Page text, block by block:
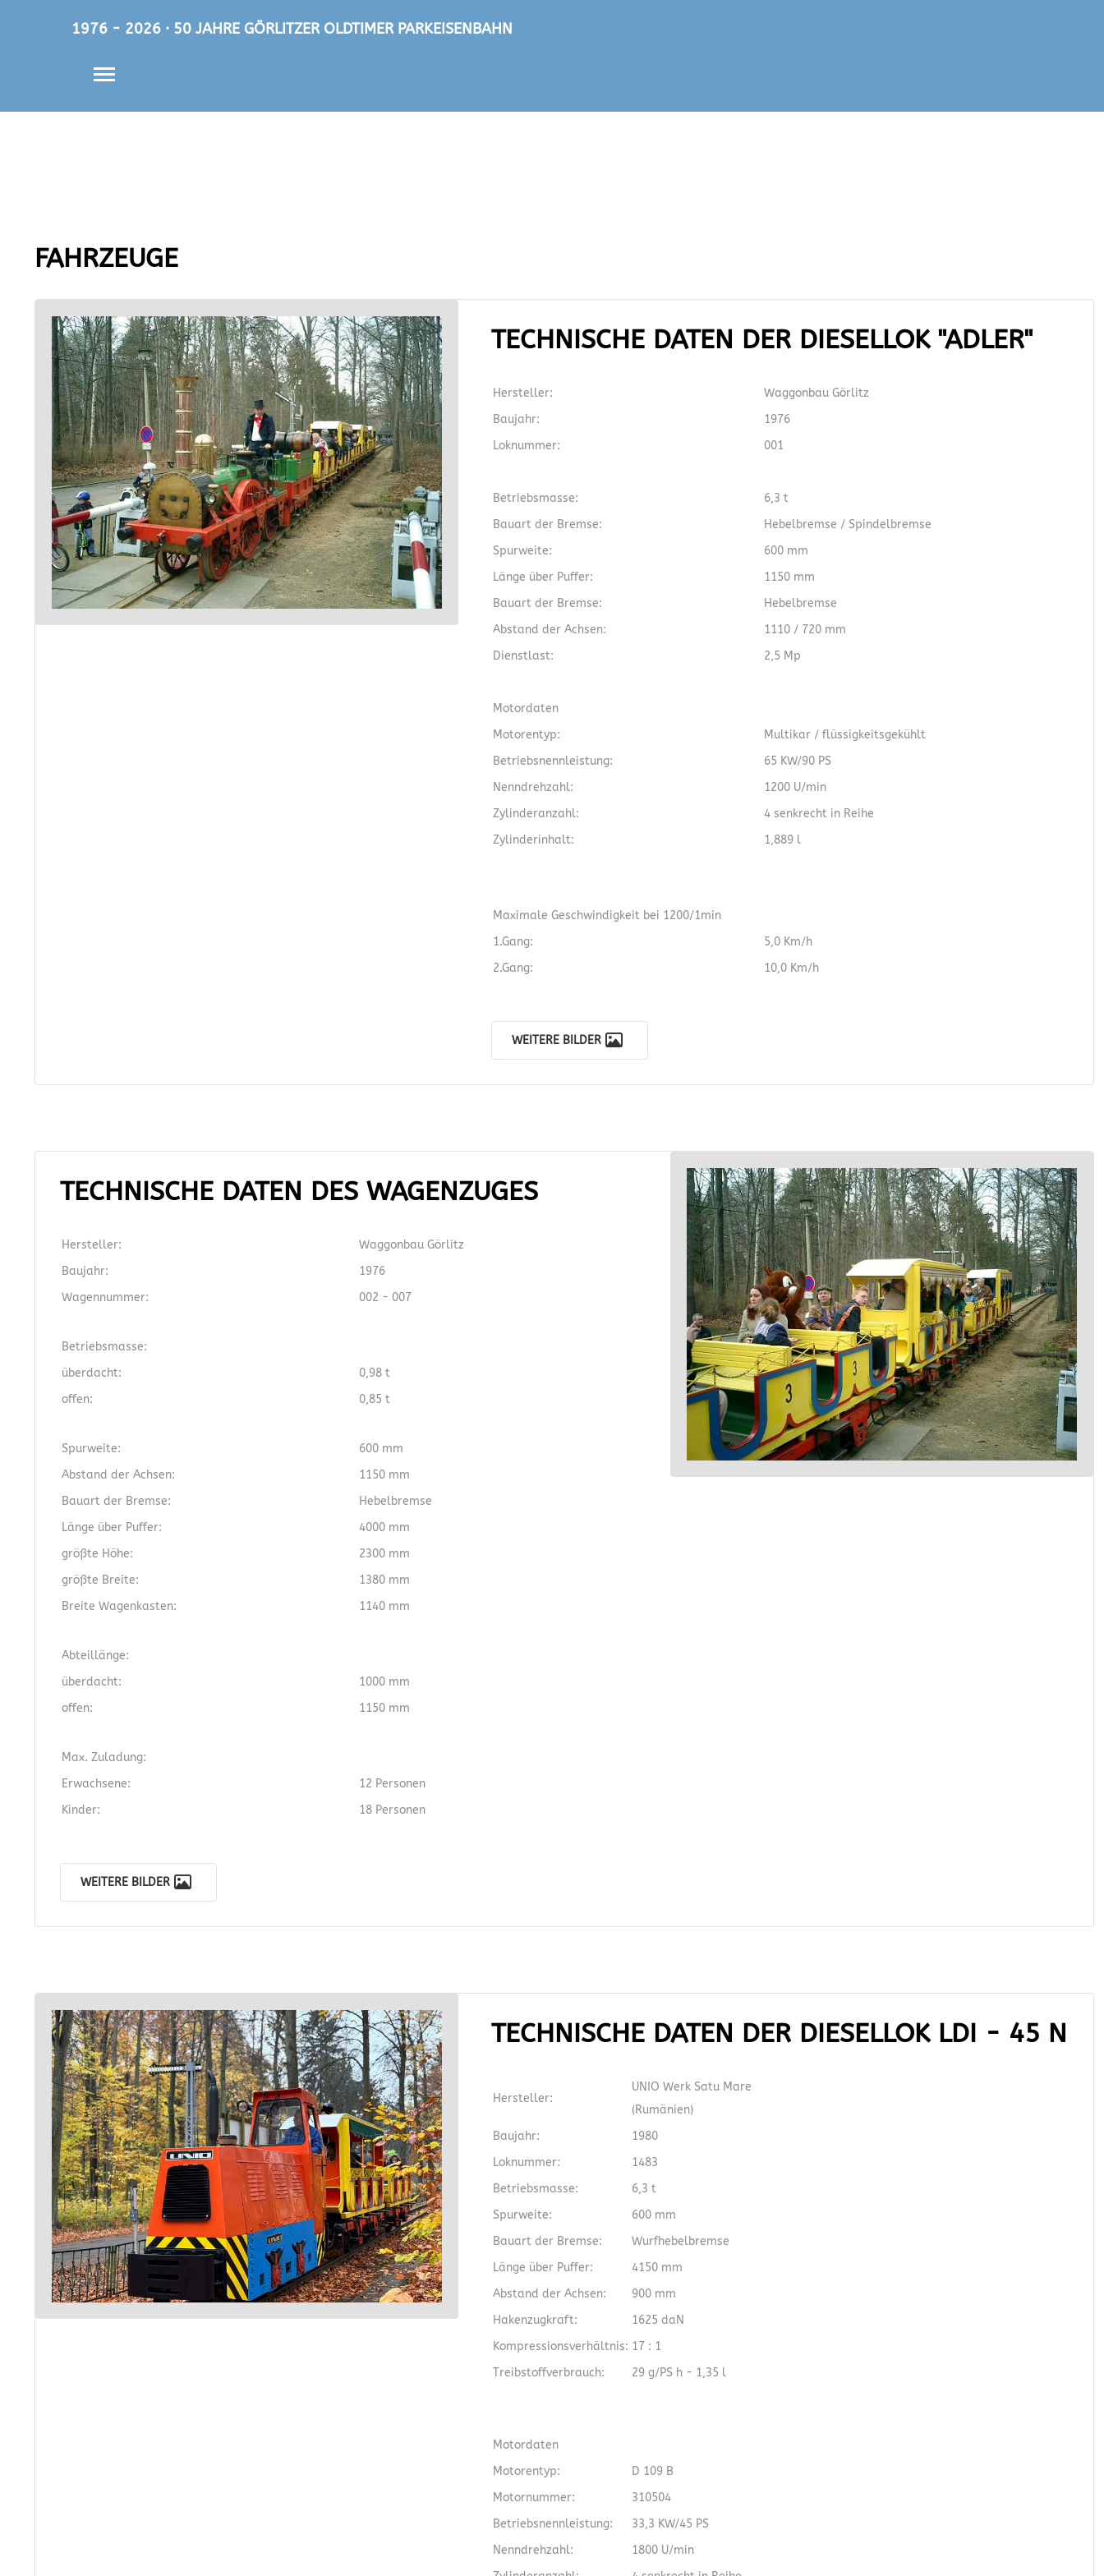
1976 - 2026 · 50 JAHRE GÖRLITZER OLDTIMER PARKEISENBAHN
FAHRZEUGE
TECHNISCHE DATEN DER DIESELLOK "ADLER"
Hersteller:
Waggonbau Görlitz
Baujahr:
1976
Loknummer:
001
Betriebsmasse:
6,3 t
Bauart der Bremse:
Hebelbremse / Spindelbremse
Spurweite:
600 mm
Länge über Puffer:
1150 mm
Bauart der Bremse:
Hebelbremse
Abstand der Achsen:
1110 / 720 mm
Dienstlast:
2,5 Mp
Motordaten
Motorentyp:
Multikar / flüssigkeitsgekühlt
Betriebsnennleistung:
65 KW/90 PS
Nenndrehzahl:
1200 U/min
Zylinderanzahl:
4 senkrecht in Reihe
Zylinderinhalt:
1,889 l
Maximale Geschwindigkeit bei 1200/1min
1.Gang:
5,0 Km/h
2.Gang:
10,0 Km/h
WEITERE BILDER
TECHNISCHE DATEN DES WAGENZUGES
Hersteller:
Waggonbau Görlitz
Baujahr:
1976
Wagennummer:
002 - 007
Betriebsmasse:
überdacht:
0,98 t
offen:
0,85 t
Spurweite:
600 mm
Abstand der Achsen:
1150 mm
Bauart der Bremse:
Hebelbremse
Länge über Puffer:
4000 mm
größte Höhe:
2300 mm
größte Breite:
1380 mm
Breite Wagenkasten:
1140 mm
Abteillänge:
überdacht:
1000 mm
offen:
1150 mm
Max. Zuladung:
Erwachsene:
12 Personen
Kinder:
18 Personen
WEITERE BILDER
TECHNISCHE DATEN DER DIESELLOK LDI - 45 N
Hersteller:
UNIO Werk Satu Mare
(Rumänien)
Baujahr:
1980
Loknummer:
1483
Betriebsmasse:
6,3 t
Spurweite:
600 mm
Bauart der Bremse:
Wurfhebelbremse
Länge über Puffer:
4150 mm
Abstand der Achsen:
900 mm
Hakenzugkraft:
1625 daN
Kompressionsverhältnis: 17 : 1
Treibstoffverbrauch:
29 g/PS h - 1,35 l
Motordaten
Motorentyp:
D 109 B
Motornummer:
310504
Betriebsnennleistung:
33,3 KW/45 PS
Nenndrehzahl:
1800 U/min